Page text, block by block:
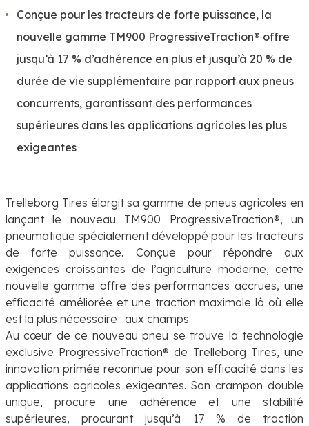
Conçue pour les tracteurs de forte puissance, la
nouvelle gamme TM900 ProgressiveTraction® offre
jusqu’à 17 % d’adhérence en plus et jusqu’à 20 % de
durée de vie supplémentaire par rapport aux pneus
concurrents, garantissant des performances
supérieures dans les applications agricoles les plus
exigeantes
Trelleborg Tires élargit sa gamme de pneus agricoles en
lançant le nouveau TM900 ProgressiveTraction®, un
pneumatique spécialement développé pour les tracteurs
de forte puissance. Conçue pour répondre aux
exigences croissantes de l’agriculture moderne, cette
nouvelle gamme offre des performances accrues, une
efficacité améliorée et une traction maximale là où elle
est la plus nécessaire : aux champs.
Au cœur de ce nouveau pneu se trouve la technologie
exclusive ProgressiveTraction® de Trelleborg Tires, une
innovation primée reconnue pour son efficacité dans les
applications agricoles exigeantes. Son crampon double
unique, procure une adhérence et une stabilité
supérieures, procurant jusqu’à 17 % de traction